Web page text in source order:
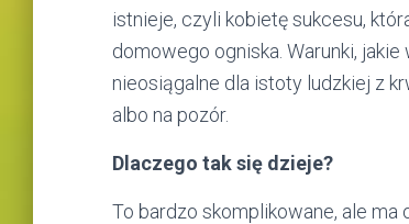
istnieje, czyli kobietę sukcesu,
domowego ogniska. Warunki,
nieosiągalne dla istoty ludzkiej z
albo na pozór.
Dlaczego tak się dzieje?
To bardzo skomplikowane, ale ma